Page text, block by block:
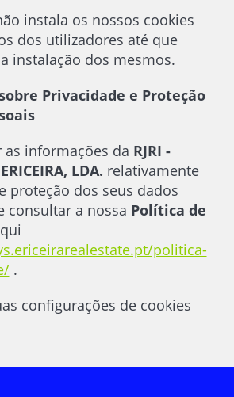
instala os nossos cookies
dos utilizadores até que
instalação dos mesmos.
Privacidade e Proteção
as informações da RJRI -
LDA. relativamente
proteção dos seus dados
consultar a nossa Política de
politica-
.
configurações de cookies